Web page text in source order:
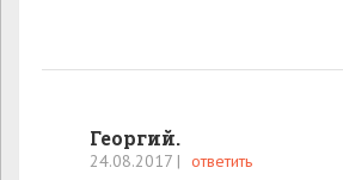
Георгий.
24.08.2017 | ответить